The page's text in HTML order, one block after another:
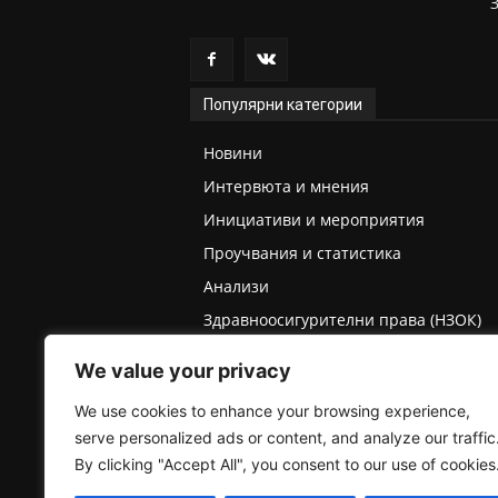
We value your privacy
We use cookies to enhance your browsing experience,
serve personalized ads or content, and analyze our traffic.
By clicking "Accept All", you consent to our use of cookies.
Популярни категории
Новини
Интервюта и мнения
Инициативи и мероприятия
Проучвания и статистика
Анализи
Здравноосигурителни права (НЗОК)
Медицинска експертиза (ТЕЛК/НЕЛК)